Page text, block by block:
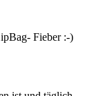
Fieber :-)